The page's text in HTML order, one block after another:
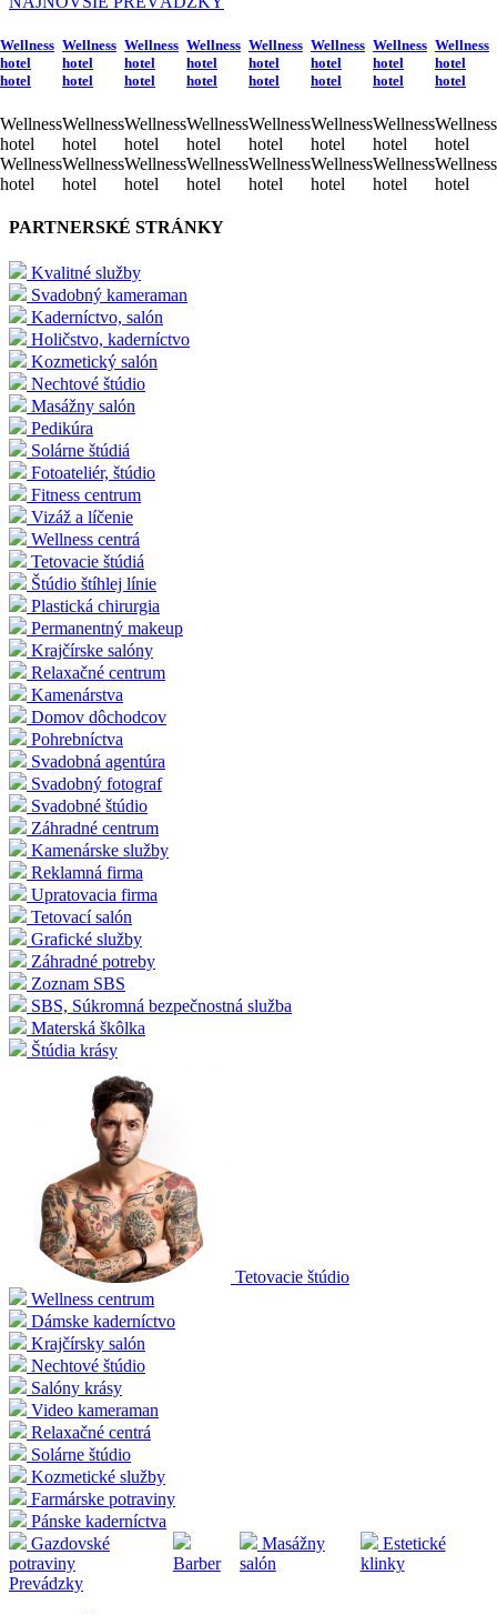
Wellness
hotel
hotel
Wellness
hotel
Wellness
hotel
Wellness
hotel
hotel
Wellness
hotel
Wellness
hotel
Wellness
hotel
hotel
Wellness
hotel
Wellness
hotel
Wellness
hotel
hotel
Wellness
hotel
Wellness
hotel
Wellness
hotel
hotel
Wellness
hotel
Wellness
hotel
Wellness
hotel
hotel
Wellness
hotel
Wellness
hotel
Wellness
hotel
hotel
Wellness
hotel
Wellness
hotel
Wellness
hotel
hotel
Wellness
hotel
Wellness
hotel
PARTNERSKÉ STRÁNKY
Kvalitné služby
Svadobný kameraman
Kaderníctvo, salón
Holičstvo, kaderníctvo
Kozmetický salón
Nechtové štúdio
Masážny salón
Pedikúra
Solárne štúdiá
Fotoateliér, štúdio
Fitness centrum
Vizáž a líčenie
Wellness centrá
Tetovacie štúdiá
Štúdio štíhlej línie
Plastická chirurgia
Permanentný makeup
Krajčírske salóny
Relaxačné centrum
Kamenárstva
Domov dôchodcov
Pohrebníctva
Svadobná agentúra
Svadobný fotograf
Svadobné štúdio
Záhradné centrum
Kamenárske služby
Reklamná firma
Upratovacia firma
Tetovací salón
Grafické služby
Záhradné potreby
Zoznam SBS
SBS, Súkromná bezpečnostná služba
Materská škôlka
Štúdia krásy
Tetovacie štúdio
Wellness centrum
Dámske kaderníctvo
Krajčírsky salón
Nechtové štúdio
Salóny krásy
Video kameraman
Relaxačné centrá
Solárne štúdio
Kozmetické služby
Farmárske potraviny
Pánske kaderníctva
Gazdovské
potraviny
Barber
Masážny
salón
Estetické
klinky
Prevádzky